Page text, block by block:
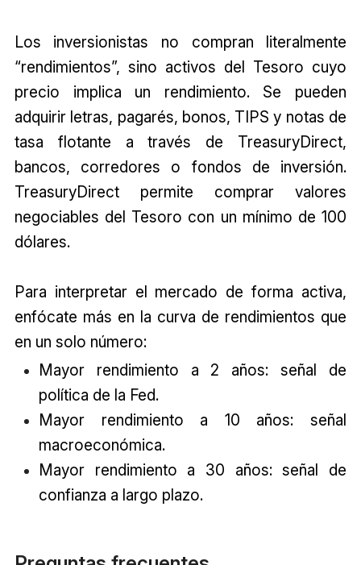
Los inversionistas no compran literalmente
“rendimientos”, sino activos del Tesoro cuyo
precio implica un rendimiento. Se pueden
adquirir letras, pagarés, bonos, TIPS y notas de
tasa flotante a través de TreasuryDirect,
bancos, corredores o fondos de inversión.
TreasuryDirect permite comprar valores
negociables del Tesoro con un mínimo de 100
dólares.
Para interpretar el mercado de forma activa,
enfócate más en la curva de rendimientos que
en un solo número:
Mayor rendimiento a 2 años: señal de
política de la Fed.
Mayor rendimiento a 10 años: señal
macroeconómica.
Mayor rendimiento a 30 años: señal de
confianza a largo plazo.